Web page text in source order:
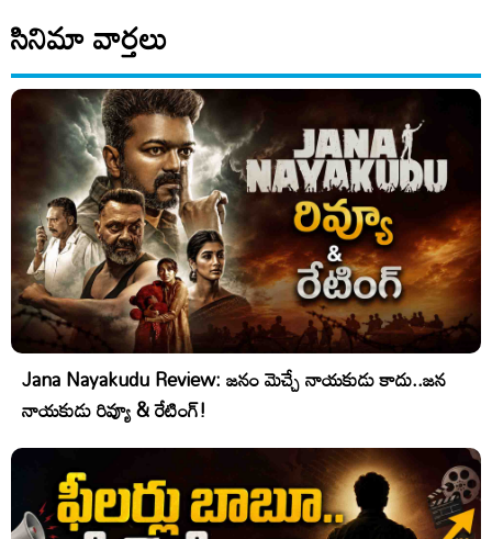
సినిమా వార్తలు
Jana Nayakudu Review: జనం మెచ్చే నాయకుడు కాదు..జన
నాయకుడు రివ్యూ & రేటింగ్!